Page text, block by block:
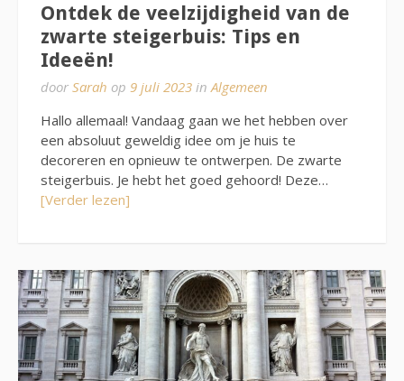
Ontdek de veelzijdigheid van de
zwarte steigerbuis: Tips en
Ideeën!
door Sarah op 9 juli 2023 in Algemeen
Hallo allemaal! Vandaag gaan we het hebben over
een absoluut geweldig idee om je huis te
decoreren en opnieuw te ontwerpen. De zwarte
steigerbuis. Je hebt het goed gehoord! Deze…
[Verder lezen]